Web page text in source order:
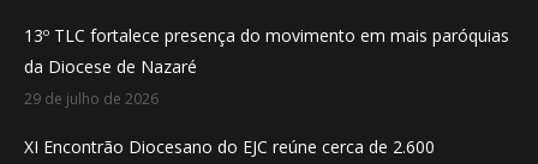
new
window
new
window
new
window
13º TLC fortalece presença do movimento em mais paróquias
da Diocese de Nazaré
29 de julho de 2026
XI Encontrão Diocesano do EJC reúne cerca de 2.600